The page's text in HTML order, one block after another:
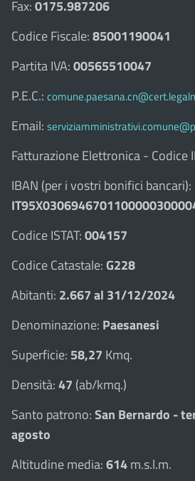
Fax:0175.987206
Codice Fiscale:85001190041
Partita IVA:00565510047
P.E.C.:
Email:
Fatturazione Elettronica - Codice
IBAN (per i vostri bonifici bancari):
Codice ISTAT:004157
Codice Catastale:G228
Abitanti: 2.667 al 31/12/2024
Denominazione: Paesanesi
Superficie: 58,27 Kmq.
Densità:47 (ab/kmq.)
Santo patrono:San Bernardo -
agosto
Altitudine media:614m.s.l.m.